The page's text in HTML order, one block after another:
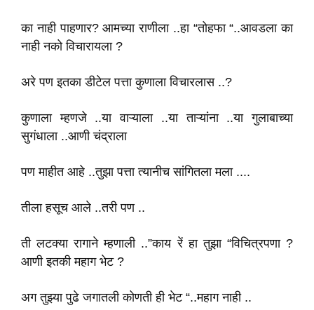
का नाही पाहणार? आमच्या राणीला ..हा “तोहफा “..आवडला का
नाही नको विचारायला ?
अरे पण इतका डीटेल पत्ता कुणाला विचारलास ..?
कुणाला म्हणजे ..या वाऱ्याला ..या ताऱ्यांना ..या गुलाबाच्या
सुगंधाला ..आणी चंद्राला
पण माहीत आहे ..तुझा पत्ता त्यानीच सांगितला मला ....
तीला हसूच आले ..तरी पण ..
ती लटक्या रागाने म्हणाली ..”काय रें हा तुझा “विचित्रपणा ?
आणी इतकी महाग भेट ?
अग तुझ्या पुढे जगातली कोणती ही भेट “..महाग नाही ..